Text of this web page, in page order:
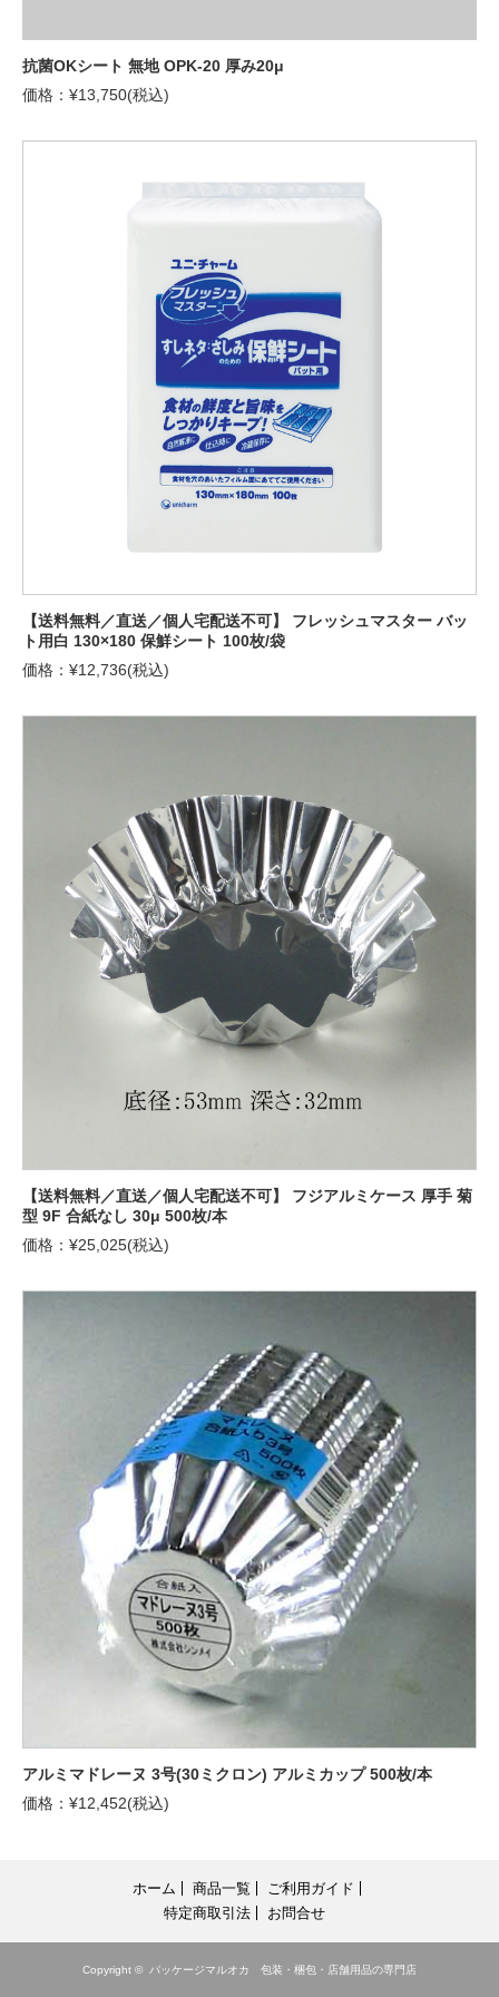
抗菌OKシート 無地 OPK-20 厚み20μ
価格：¥13,750(税込)
【送料無料／直送／個人宅配送不可】 フレッシュマスター バッ
ト用白 130×180 保鮮シート 100枚/袋
価格：¥12,736(税込)
【送料無料／直送／個人宅配送不可】 フジアルミケース 厚手 菊
型 9F 合紙なし 30μ 500枚/本
価格：¥25,025(税込)
アルミマドレーヌ 3号(30ミクロン) アルミカップ 500枚/本
価格：¥12,452(税込)
ホーム 商品一覧
ご利用ガイド
特定商取引法
お問合せ
Copyright © パッケージマルオカ 包装・梱包・店舗用品の専門店